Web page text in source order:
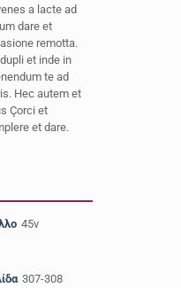
a lacte ad
dare et
remotta.
et inde in
te ad
Hec autem et
Çorci et
et dare.
45v
307-308